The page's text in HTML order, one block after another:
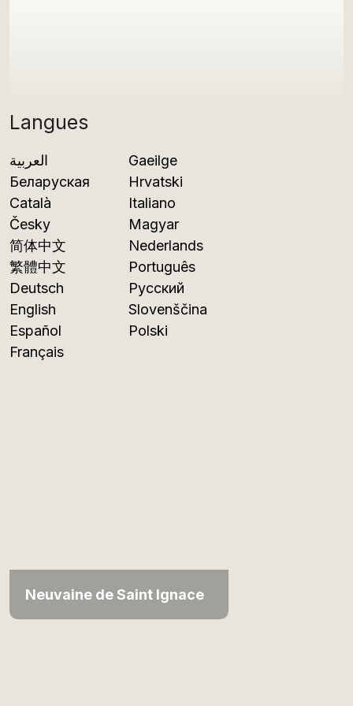
Langues
العربية
Беларуская
Català
Česky
简体中文
繁體中文
Deutsch
English
Español
Français
Gaeilge
Hrvatski
Italiano
Magyar
Nederlands
Português
Русский
Slovenščina
Polski
Neuvaine de Saint Ignace